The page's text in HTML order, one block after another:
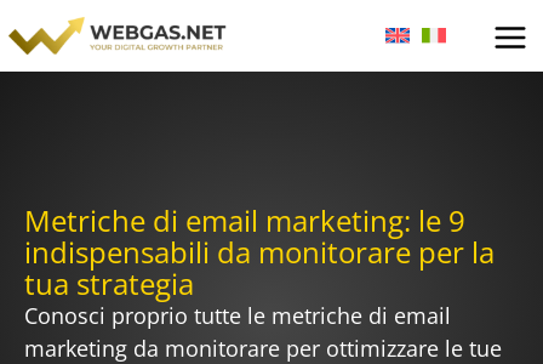
al
contenuto
Metriche di email marketing: le 9
indispensabili da monitorare per la
tua strategia
Conosci proprio tutte le metriche di email
marketing da monitorare per ottimizzare le tue